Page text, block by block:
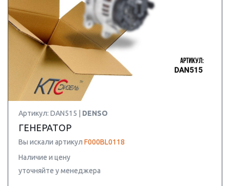
Артикул: DAN515 | DENSO
ГЕНЕРАТОР
Вы искали артикул F000BL0118
Наличие и цену
уточняйте у менеджера